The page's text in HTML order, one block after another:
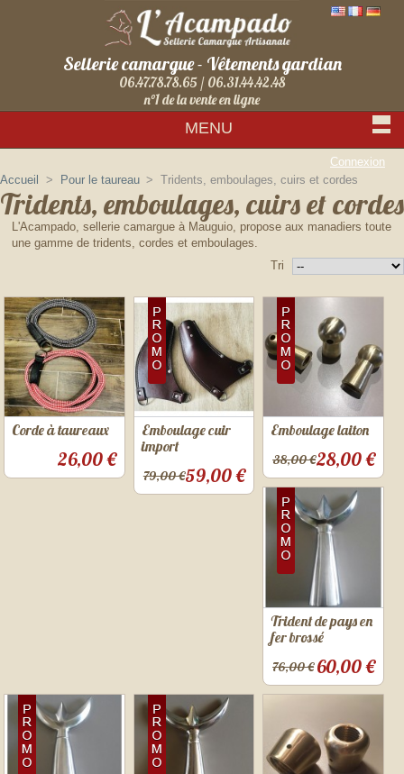
Sellerie camargue - Vêtements gardian
06.47.78.78.65 / 06.31.44.42.48
n°1 de la vente en ligne
MENU
Connexion
Accueil
> Pour le taureau > Tridents, emboulages, cuirs et cordes
Tridents, emboulages, cuirs et cordes
L'Acampado, sellerie camargue à Mauguio, propose aux manadiers toute
une gamme de tridents, cordes et emboulages.
Tri
Corde à taureaux
26,00 €
Emboulage cuir
import
59,00 €
79,00 €
Emboulage laiton
28,00 €
38,00 €
Trident de pays en
fer brossé
60,00 €
76,00 €